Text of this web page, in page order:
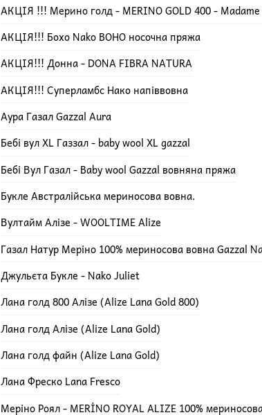
АКЦІЯ !!! Мерино голд - MERINO GOLD 400 -
АКЦІЯ!!! Бохо Nako BOHO носочна пряжа
АКЦІЯ!!! Донна - DONA FIBRA NATURA
АКЦІЯ!!! Суперламбс Нако напіввовна
Аура Газал Gazzal Aura
Бебі вул XL Газзал - baby wool XL gazzal
Бебі Вул Газал - Baby wool Gazzal вовняна пряжа
Букле Австралійська мериносова вовна.
Вултайм Алізе - WOOLTIME Alize
Газал Натур Меріно 100% мериносова вовна Gazzal
Джульєта Букле - Nako Juliet
Лана голд 800 Алізе (Alize Lana Gold 800)
Лана голд Алізе (Alize Lana Gold)
Лана голд файн (Alize Lana Gold)
Лана Фреско Lana Fresco
Меріно Роял - MERİNO ROYAL ALIZE 100%